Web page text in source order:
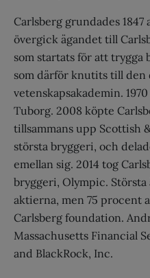
Carlsberg grundades 1847
övergick ägandet till
som startats för att trygga
som därför knutits till den
vetenskapsakademin.
Tuborg. 2008 köpte
tillsammans upp Scottish
största bryggeri, och
emellan sig. 2014 tog
bryggeri, Olympic.
aktierna, men 75 procent
Carlsberg foundation.
Massachusetts Financial
and BlackRock, Inc.